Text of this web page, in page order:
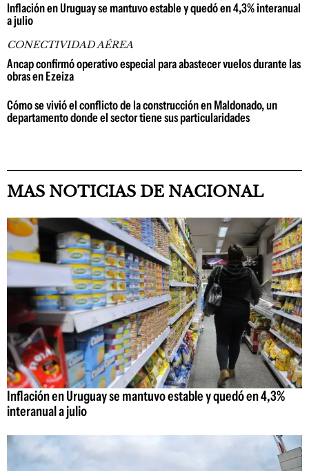
Inflación en Uruguay se mantuvo estable y quedó en 4,3% interanual
a julio
CONECTIVIDAD AÉREA
Ancap confirmó operativo especial para abastecer vuelos durante las
obras en Ezeiza
Cómo se vivió el conflicto de la construcción en Maldonado, un
departamento donde el sector tiene sus particularidades
MAS NOTICIAS DE NACIONAL
Inflación en Uruguay se mantuvo estable y quedó en 4,3%
interanual a julio